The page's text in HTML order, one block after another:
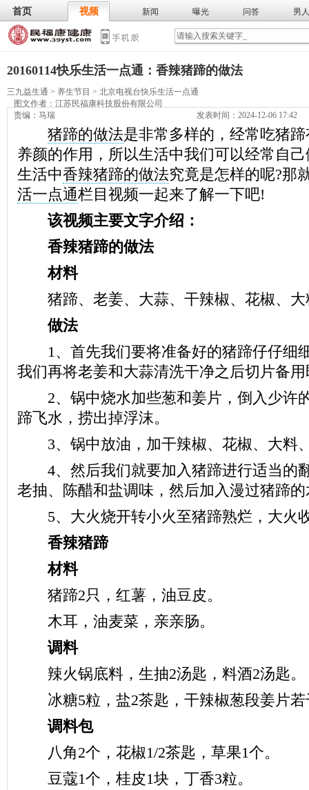
首页 视频 新闻 曝光 问答 男人
武术 气功 膳食 食谱 营养
20160114快乐生活一点通：香辣猪蹄的做法
三九益生通 > 养生节目 > 北京电视台快乐生活一点通
图文作者： 江苏民福康科技股份有限公司
责编：马瑞
发表时间：2024-12-06 17:42
猪蹄的做法是非常多样的，经常吃猪
养颜的作用，所以生活中我们可以经常自
生活中香辣猪蹄的做法究竟是怎样的呢?那
活一点通栏目视频一起来了解一下吧!
该视频主要文字介绍：
香辣猪蹄的做法
材料
猪蹄、老姜、大蒜、干辣椒、花椒、大
做法
1、首先我们要将准备好的猪蹄仔仔细
我们再将老姜和大蒜清洗干净之后切片备
2、锅中烧水加些葱和姜片，倒入少许
蹄飞水，捞出掉浮沫。
3、锅中放油，加干辣椒、花椒、大料
4、然后我们就要加入猪蹄进行适当的
老抽、陈醋和盐调味，然后加入漫过猪蹄
5、大火烧开转小火至猪蹄熟烂，大火
香辣猪蹄
材料
猪蹄2只，红薯，油豆皮。
木耳，油麦菜，亲亲肠。
调料
辣火锅底料，生抽2汤匙，料酒2汤匙。
冰糖5粒，盐2茶匙，干辣椒葱段姜片若
调料包
八角2个，花椒1/2茶匙，草果1个。
豆蔻1个，桂皮1块，丁香3粒。